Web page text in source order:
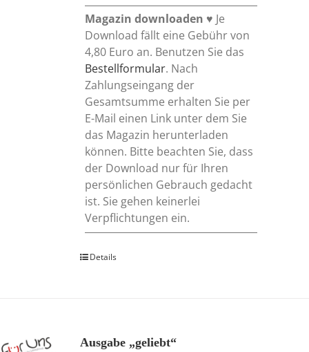
Magazin downloaden ♥ Je
Download fällt eine Gebühr von
4,80 Euro an. Benutzen Sie das
Bestellformular. Nach
Zahlungseingang der
Gesamtsumme erhalten Sie per
E-Mail einen Link unter dem Sie
das Magazin herunterladen
können. Bitte beachten Sie, dass
der Download nur für Ihren
persönlichen Gebrauch gedacht
ist. Sie gehen keinerlei
Verpflichtungen ein.
Details
Ausgabe „geliebt“